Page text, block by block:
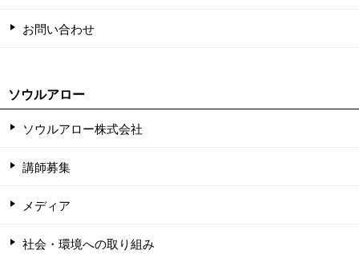
お問い合わせ
ソウルアロー
ソウルアロー株式会社
講師募集
メディア
社会・環境への取り組み